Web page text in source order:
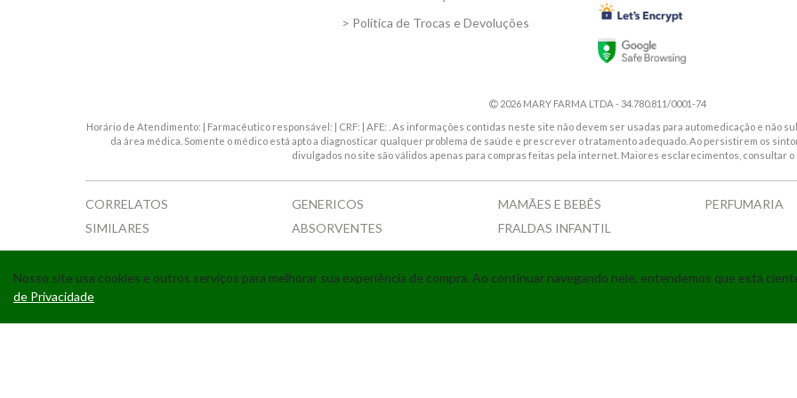
Nosso site usa cookies e outros serviços para melhorar sua experiência de compra. Ao continuar navegando nele, entendemos que está
de Privacidade
> Política de Trocas e Devoluções
2026 MARY FARMA LTDA - 34.780.811/0001-74
Horário de Atendimento: | Farmacêutico responsável: | CRF: | AFE: . As informações contidas neste site não devem ser usadas para automedicação e não
da área médica. Somente o médico está apto a diagnosticar qualquer problema de saúde e prescrever o tratamento adequado. Ao persistirem os
divulgados no site são válidos apenas para compras feitas pela internet. Maiores esclarecimentos, consultar o
CORRELATOS GENERICOS MAMÃES E BEBÊS PERFUMARIA
SIMILARES
ABSORVENTES FRALDAS INFANTIL